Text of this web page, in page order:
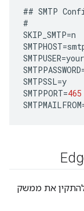
## SMTP
#
SKIP_SMTP=n
SMTPHOST=
SMTPUSER=your
SMTPPASSWORD
SMTPSSL=y
SMTPPORT=465
SMTPMAILFROM
להתקין את ממשק